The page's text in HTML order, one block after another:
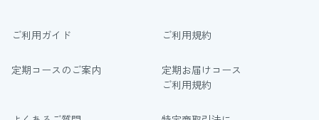
ご利用ガイド ご利用規約
定期コースのご案内
定期お届けコース
ご利用規約